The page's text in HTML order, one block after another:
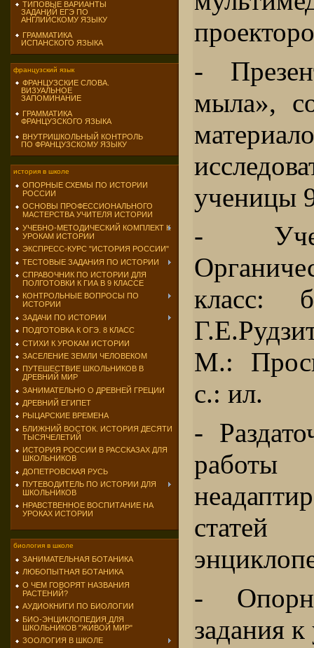
ТИПОВЫЕ ВАРИАНТЫ
ЗАДАНИЙ ЕГЭ ПО
АНГЛИЙСКОМУ ЯЗЫКУ
ГРАММАТИКА
ИСПАНСКОГО ЯЗЫКА
французский язык
ФРАНЦУЗСКИЕ СЛОВА.
ВИЗУАЛЬНОЕ
ЗАПОМИНАНИЕ
ГРАММАТИКА
ФРАНЦУЗСКОГО ЯЗЫКА
ВНУТРИШКОЛЬНЫЙ КОНТРОЛЬ
ПО ФРАНЦУЗСКОМУ ЯЗЫКУ
история в школе
ОПОРНЫЕ СХЕМЫ ПО ИСТОРИИ
РОССИИ
ОСНОВЫ ПРОФЕССИОНАЛЬНОГО
МАСТЕРСТВА УЧИТЕЛЯ ИСТОРИИ
УЧЕБНО-МЕТОДИЧЕСКИЙ КОМПЛЕКТ К
УРОКАМ ИСТОРИИ
ЭКСПРЕСС-КУРС "ИСТОРИЯ РОССИИ"
ТЕСТОВЫЕ ЗАДАНИЯ ПО ИСТОРИИ
СПРАВОЧНИК ПО ИСТОРИИ ДЛЯ
ПОЛГОТОВКИ К ГИА В 9 КЛАССЕ
КОНТРОЛЬНЫЕ ВОПРОСЫ ПО
ИСТОРИИ
ЗАДАЧИ ПО ИСТОРИИ
ПОДГОТОВКА К ОГЭ. 8 КЛАСС
СТИХИ К УРОКАМ ИСТОРИИ
ЗАСЕЛЕНИЕ ЗЕМЛИ ЧЕЛОВЕКОМ
ПУТЕШЕСТВИЕ ШКОЛЬНИКОВ В
ДРЕВНИЙ МИР
ЗАНИМАТЕЛЬНО О ДРЕВНЕЙ ГРЕЦИИ
ДРЕВНИЙ ЕГИПЕТ
РЫЦАРСКИЕ ВРЕМЕНА
БЛИЖНИЙ ВОСТОК. ИСТОРИЯ ДЕСЯТИ
ТЫСЯЧЕЛЕТИЙ
ИСТОРИЯ РОССИИ В РАССКАЗАХ ДЛЯ
ШКОЛЬНИКОВ
ДОПЕТРОВСКАЯ РУСЬ
ПУТЕВОДИТЕЛЬ ПО ИСТОРИИ ДЛЯ
ШКОЛЬНИКОВ
НРАВСТВЕННОЕ ВОСПИТАНИЕ НА
УРОКАХ ИСТОРИИ
биология в школе
ЗАНИМАТЕЛЬНАЯ БОТАНИКА
ЛЮБОПЫТНАЯ БОТАНИКА
О ЧЕМ ГОВОРЯТ НАЗВАНИЯ
РАСТЕНИЙ?
АУДИОКНИГИ ПО БИОЛОГИИ
БИО-ЭНЦИКЛОПЕДИЯ ДЛЯ
ШКОЛЬНИКОВ "ЖИВОЙ МИР"
ЗООЛОГИЯ В ШКОЛЕ
-
мыла»,
ученицы
-
класс:
М.:
с.: ил.
-
статей
-
задания